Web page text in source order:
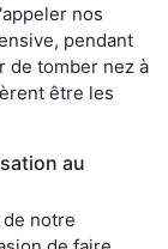
nos
pendant
de tomber nez à
être les
au
notre